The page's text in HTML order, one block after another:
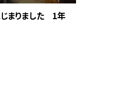
まりました 1年